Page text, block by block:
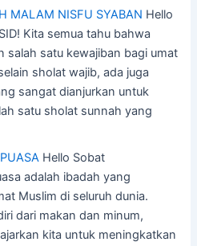
MALAM NISFU SYABAN Hello
Kita semua tahu bahwa
salah satu kewajiban bagi umat
sholat wajib, ada juga
sangat dianjurkan untuk
satu sholat sunnah yang
Hello Sobat
adalah ibadah yang
Muslim di seluruh dunia.
dari makan dan minum,
kita untuk meningkatkan